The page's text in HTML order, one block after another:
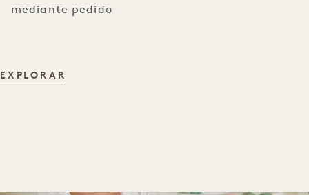
mediante pedido
EXPLORAR